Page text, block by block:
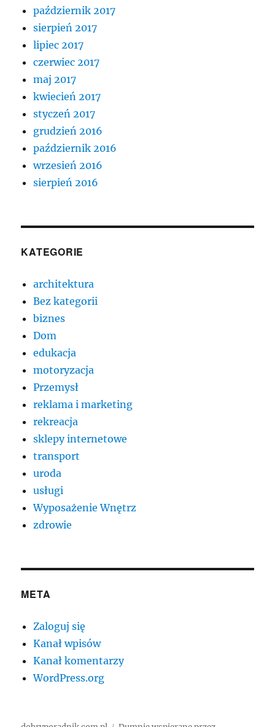
październik 2017
sierpień 2017
lipiec 2017
czerwiec 2017
maj 2017
kwiecień 2017
styczeń 2017
grudzień 2016
październik 2016
wrzesień 2016
sierpień 2016
KATEGORIE
architektura
Bez kategorii
biznes
Dom
edukacja
motoryzacja
Przemysł
reklama i marketing
rekreacja
sklepy internetowe
transport
uroda
usługi
Wyposażenie Wnętrz
zdrowie
META
Zaloguj się
Kanał wpisów
Kanał komentarzy
WordPress.org